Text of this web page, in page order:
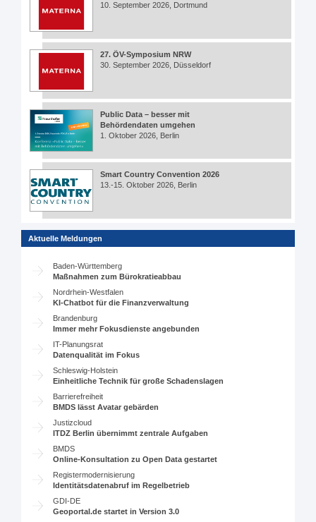
10. September 2026, Dortmund
27. ÖV-Symposium NRW
30. September 2026, Düsseldorf
Public Data – besser mit
Behördendaten umgehen
1. Oktober 2026, Berlin
Smart Country Convention 2026
13.-15. Oktober 2026, Berlin
Aktuelle Meldungen
Baden-Württemberg
Maßnahmen zum Bürokratieabbau
Nordrhein-Westfalen
KI-Chatbot für die Finanzverwaltung
Brandenburg
Immer mehr Fokusdienste angebunden
IT-Planungsrat
Datenqualität im Fokus
Schleswig-Holstein
Einheitliche Technik für große Schadenslagen
Barrierefreiheit
BMDS lässt Avatar gebärden
Justizcloud
ITDZ Berlin übernimmt zentrale Aufgaben
BMDS
Online-Konsultation zu Open Data gestartet
Registermodernisierung
Identitätsdatenabruf im Regelbetrieb
GDI-DE
Geoportal.de startet in Version 3.0